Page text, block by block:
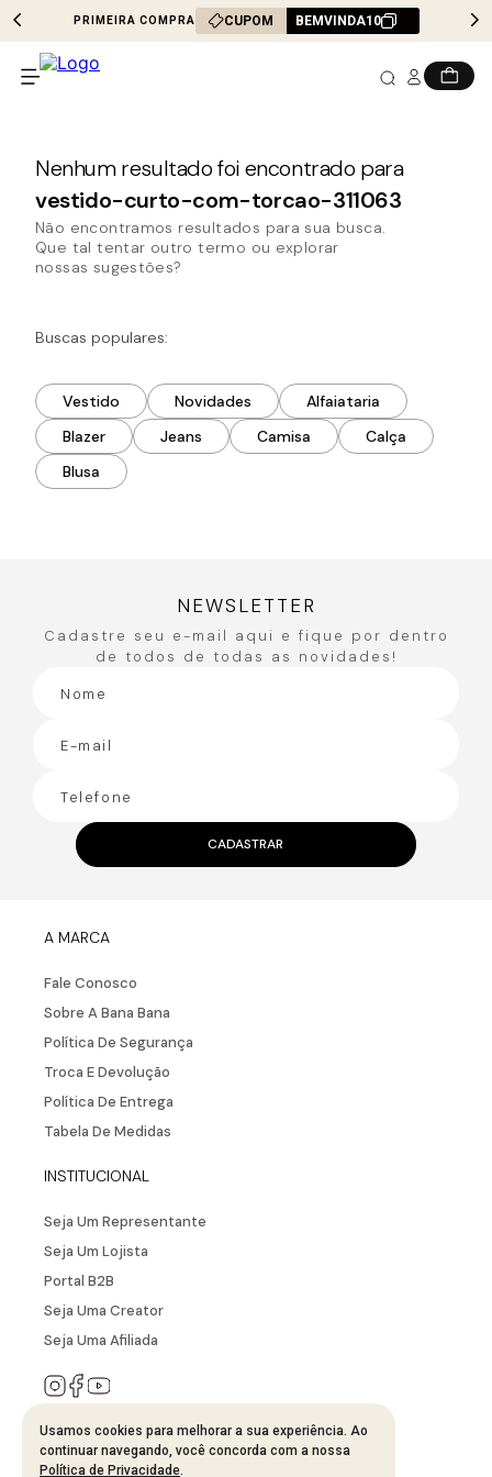
PRIMEIRA COMPRA CUPOM BEMVINDA10
vestido-curto-com-torcao-311063
Não encontramos resultados para sua busca.
Que tal tentar outro termo ou explorar
nossas sugestões?
Buscas populares:
Vestido Novidades
Alfaiataria
Blazer
Jeans Camisa
Calça
Blusa
Usamos cookies para melhorar a sua experiência. Ao
continuar navegando, você concorda com a nossa
Política de Privacidade.
NEWSLETTER
Cadastre seu e-mail aqui e fique por dentro
de todos de todas as novidades!
CADASTRAR
A MARCA
Fale Conosco
Sobre A Bana Bana
Política De Segurança
Troca E Devolução
Política De Entrega
Tabela De Medidas
INSTITUCIONAL
Seja Um Representante
Seja Um Lojista
Portal B2B
Seja Uma Creator
Seja Uma Afiliada
SAC